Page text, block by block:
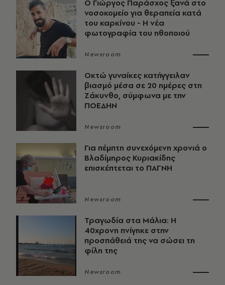
O Γιώργος Παράσχος ξανά στο
νοσοκομείο για θεραπεία κατά
του καρκίνου - Η νέα
φωτογραφία του ηθοποιού
Newsroom
Οκτώ γυναίκες κατήγγειλαν
βιασμό μέσα σε 20 ημέρες στη
Ζάκυνθο, σύμφωνα με την
ΠΟΕΔΗΝ
Newsroom
Για πέμπτη συνεχόμενη χρονιά ο
Βλαδίμηρος Κυριακίδης
επισκέπτεται το ΠΑΓΝΗ
Newsroom
Τραγωδία στα Μάλια: Η
40χρονη πνίγηκε στην
προσπάθειά της να σώσει τη
φίλη της
Newsroom